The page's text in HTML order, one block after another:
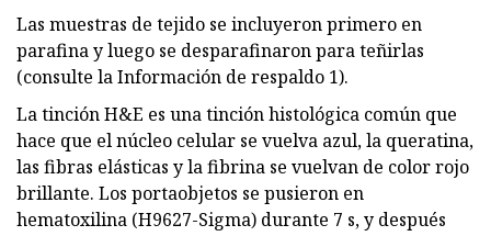
Las muestras de tejido se incluyeron primero en
parafina y luego se desparafinaron para teñirlas
(consulte la Información de respaldo 1).
La tinción H&E es una tinción histológica común que
hace que el núcleo celular se vuelva azul, la queratina,
las fibras elásticas y la fibrina se vuelvan de color rojo
brillante. Los portaobjetos se pusieron en
hematoxilina (H9627-Sigma) durante 7 s, y después